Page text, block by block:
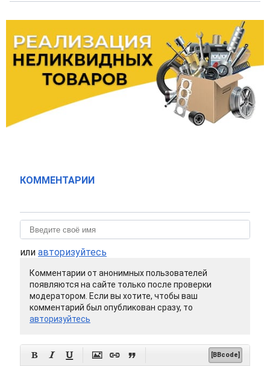
КОММЕНТАРИИ
или авторизуйтесь
Комментарии от анонимных пользователей
появляются на сайте только после проверки
модератором. Если вы хотите, чтобы ваш
комментарий был опубликован сразу, то
авторизуйтесь
      [BBcode]